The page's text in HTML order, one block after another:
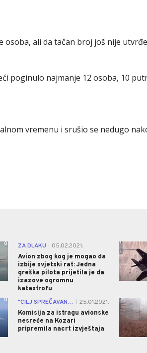
osoba, ali da tačan broj još nije
poginulo najmanje 12 osoba, 10
vremenu i srušio se nedugo
0 ZA DLAKU
05.02.2021.
Avion zbog kog je mogao da
izbije svjetski rat: Jedna
greška pilota prijetila je da
izazove ogromnu
katastrofu
0 "CILJ SPREČAVANJE INCIDENATA I NESREĆA"
25.01.2021.
Komisija za istragu avionske
nesreće na Kozari
pripremila nacrt izvještaja